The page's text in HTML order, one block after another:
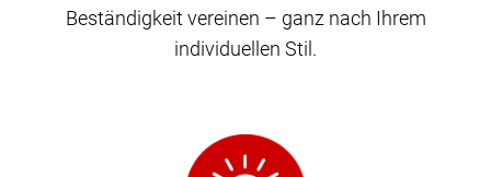
Beständigkeit vereinen – ganz nach Ihrem
individuellen Stil.